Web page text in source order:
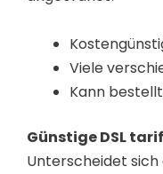
Viele
Kann
Günstige DSL
Unterscheidet sich